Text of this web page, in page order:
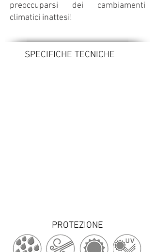
preoccuparsi dei cambiamenti
climatici inattesi!
SPECIFICHE TECNICHE
PROTEZIONE